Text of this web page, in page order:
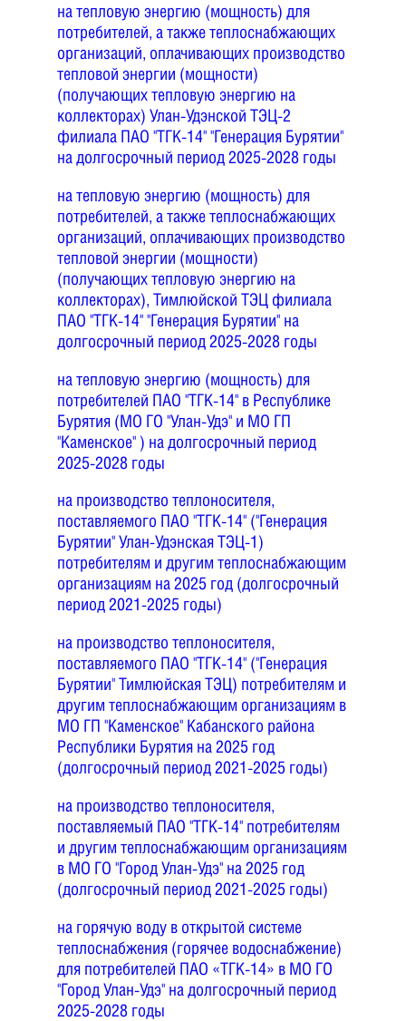
на тепловую энергию (мощность) для
потребителей, а также теплоснабжающих
организаций, оплачивающих производство
тепловой энергии (мощности)
(получающих тепловую энергию на
коллекторах) Улан-Удэнской ТЭЦ-2
филиала ПАО "ТГК-14" "Генерация Бурятии"
на долгосрочный период 2025-2028 годы
на тепловую энергию (мощность) для
потребителей, а также теплоснабжающих
организаций, оплачивающих производство
тепловой энергии (мощности)
(получающих тепловую энергию на
коллекторах), Тимлюйской ТЭЦ филиала
ПАО "ТГК-14" "Генерация Бурятии" на
долгосрочный период 2025-2028 годы
на тепловую энергию (мощность) для
потребителей ПАО "ТГК-14" в Республике
Бурятия (МО ГО "Улан-Удэ" и МО ГП
"Каменское" ) на долгосрочный период
2025-2028 годы
на производство теплоносителя,
поставляемого ПАО "ТГК-14" ("Генерация
Бурятии" Улан-Удэнская ТЭЦ-1)
потребителям и другим теплоснабжающим
организациям на 2025 год (долгосрочный
период 2021-2025 годы)
на производство теплоносителя,
поставляемого ПАО "ТГК-14" ("Генерация
Бурятии" Тимлюйская ТЭЦ) потребителям и
другим теплоснабжающим организациям в
МО ГП "Каменское" Кабанского района
Республики Бурятия на 2025 год
(долгосрочный период 2021-2025 годы)
на производство теплоносителя,
поставляемый ПАО "ТГК-14" потребителям
и другим теплоснабжающим организациям
в МО ГО "Город Улан-Удэ" на 2025 год
(долгосрочный период 2021-2025 годы)
на горячую воду в открытой системе
теплоснабжения (горячее водоснабжение)
для потребителей ПАО «ТГК-14» в МО ГО
"Город Улан-Удэ" на долгосрочный период
2025-2028 годы